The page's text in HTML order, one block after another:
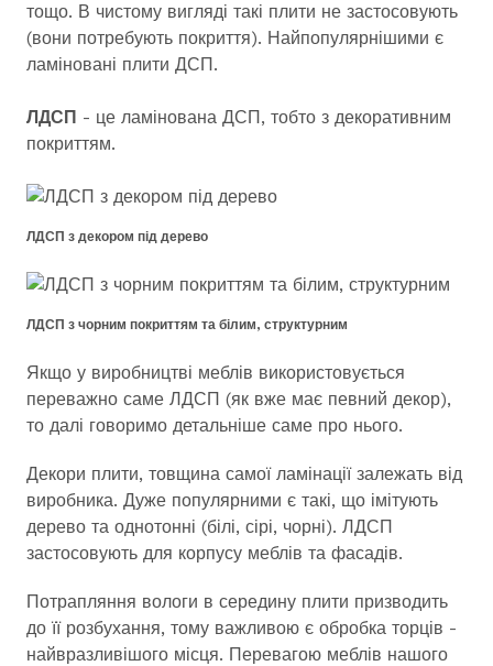
тощо. В чистому вигляді такі плити не застосовують
(вони потребують покриття). Найпопулярнішими є
ламіновані плити ДСП.
ЛДСП - це ламінована ДСП, тобто з декоративним
покриттям.
ЛДСП з декором під дерево
ЛДСП з чорним покриттям та білим, структурним
Якщо у виробництві меблів використовується
переважно саме ЛДСП (як вже має певний декор),
то далі говоримо детальніше саме про нього.
Декори плити, товщина самої ламінації залежать від
виробника. Дуже популярними є такі, що імітують
дерево та однотонні (білі, сірі, чорні). ЛДСП
застосовують для корпусу меблів та фасадів.
Потрапляння вологи в середину плити призводить
до її розбухання, тому важливою є обробка торців -
найвразливішого місця. Перевагою меблів нашого